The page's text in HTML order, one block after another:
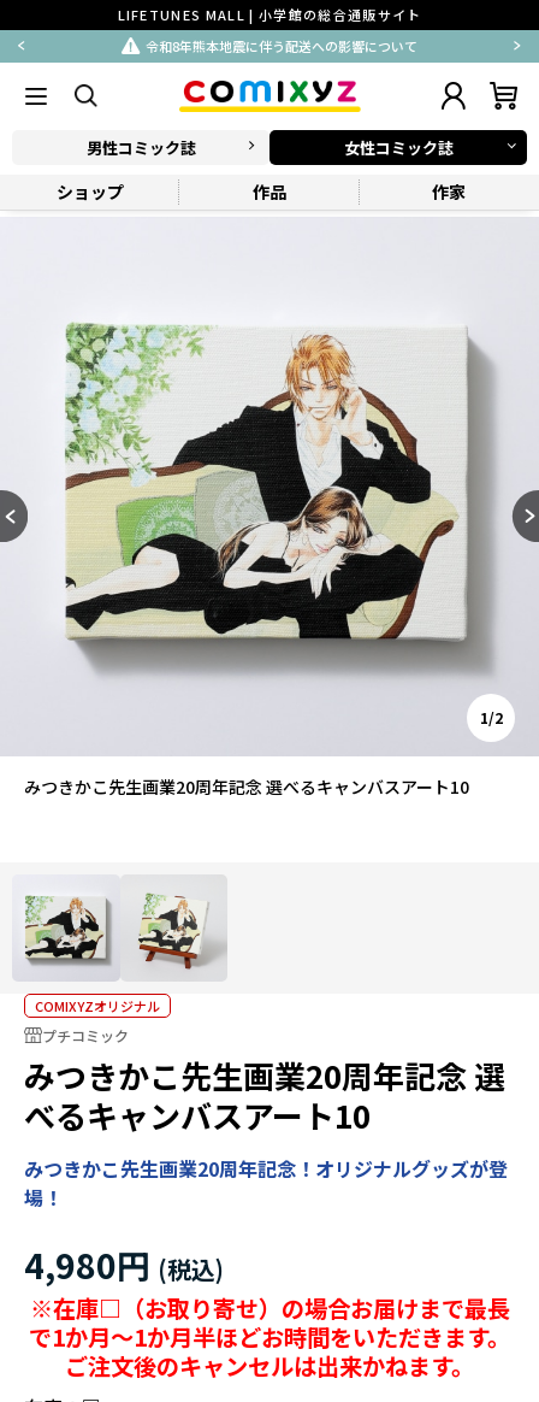
LIFETUNES MALL | 小学館の総合通販サイト
令和8年熊本地震に伴う配送への影響について
男性コミック誌 女性コミック誌
ショップ 作品 作家
みつきかこ先生画業20周年記念 選べるキャンバスアート10
1/2
COMIXYZオリジナル
プチコミック
みつきかこ先生画業20周年記念 選
べるキャンバスアート10
みつきかこ先生画業20周年記念！オリジナルグッズが登
場！
4,980円
※在庫□（お取り寄せ）の場合お届けまで最長
で1か月～1か月半ほどお時間をいただきます。
ご注文後のキャンセルは出来かねます。